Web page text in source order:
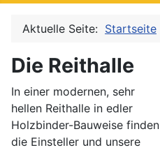
Aktuelle Seite: Startseite
Die Reithalle
In einer modernen, sehr
hellen Reithalle in edler
Holzbinder-Bauweise finden
die Einsteller und unsere